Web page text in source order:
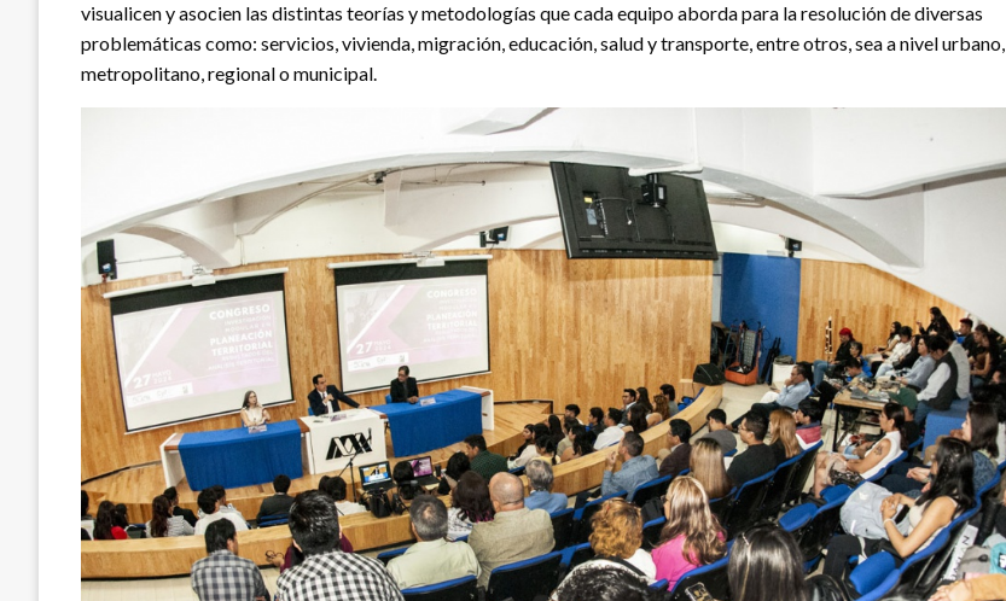
visualicen y asocien las distintas teorías y metodologías que cada equipo aborda para la resolución de diversas
problemáticas como: servicios, vivienda, migración, educación, salud y transporte, entre otros, sea a nivel urbano,
metropolitano, regional o municipal.